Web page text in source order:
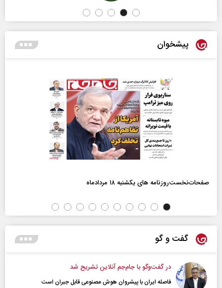
پیشخوان
صفحات‌نخست‌روزنامه ها‌ی یکشنبه ۱۸ مردادماه
گفت و گو
در گفت‌و‌گو با جام‌جم آنلاین تشریح شد
فاصله ایران با پیشرو‌ان هوش مصنوعی قابل جبران است